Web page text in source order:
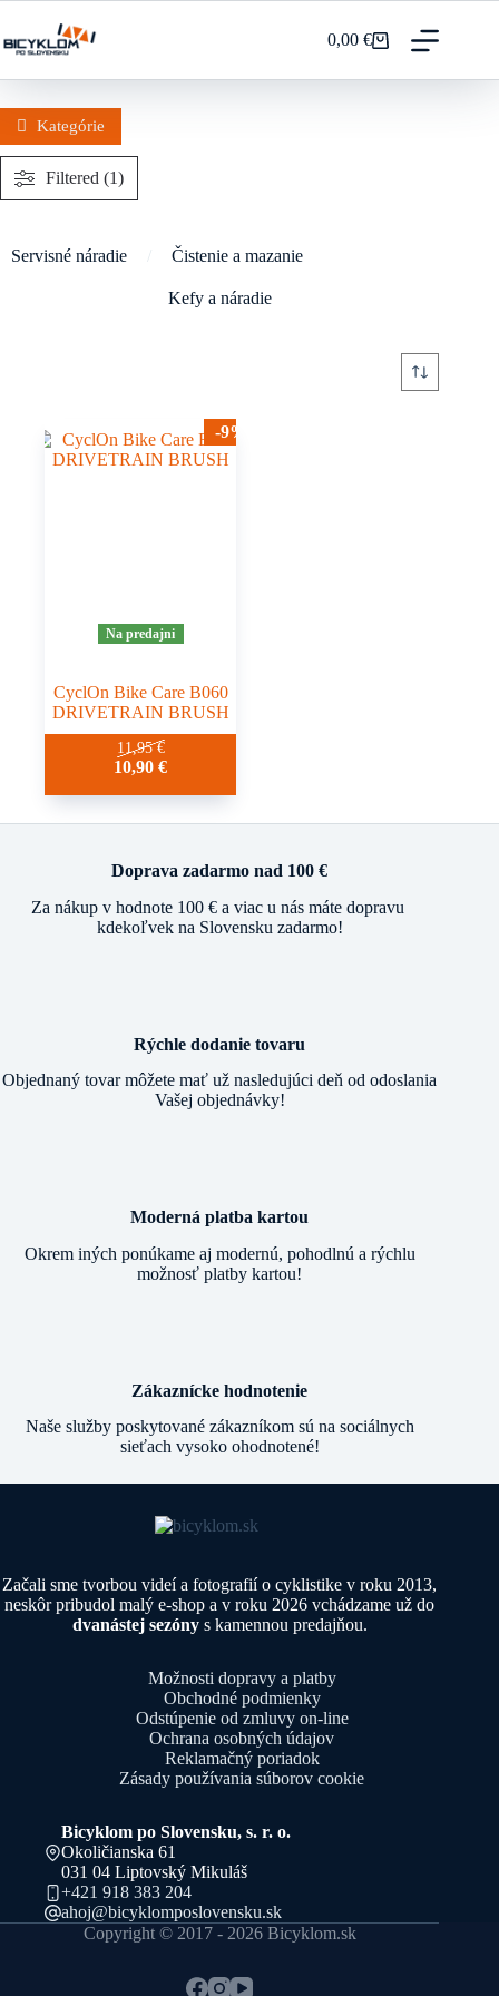
obsah
Nákupný
0,00€
Servisné náradie Čistenie a mazanie
Kefy a náradie
-9%
Na predajni
CyclOn Bike Care B060
DRIVETRAIN BRUSH
11,95€
10,90€
Kategórie
Filtered (1)
Doprava zadarmo nad 100 €
Za nákup v hodnote 100 € a viac u nás máte dopravu
kdekoľvek na Slovensku zadarmo!
Rýchle dodanie tovaru
Objednaný tovar môžete mať už nasledujúci deň od odoslania
Vašej objednávky!
Moderná platba kartou
Okrem iných ponúkame aj modernú, pohodlnú a rýchlu
možnosť platby kartou!
Zákaznícke hodnotenie
Naše služby poskytované zákazníkom sú na sociálnych
sieťach vysoko ohodnotené!
Začali sme tvorbou videí a fotografií o cyklistike v roku 2013,
neskôr pribudol malý e-shop a v roku 2026 vchádzame už do
dvanástej sezónys kamennou predajňou.
Možnosti dopravy a platby
Obchodné podmienky
Odstúpenie od zmluvy on-line
Ochrana osobných údajov
Reklamačný poriadok
Zásady používania súborov cookie
Bicyklom po Slovensku, s. r. o.
Okoličianska 61
031 04 Liptovský Mikuláš
+421 918 383 204
ahoj@bicyklomposlovensku.sk
Copyright © 2017 - 2026 Bicyklom.sk